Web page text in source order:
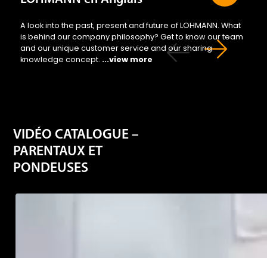
is behind our company philosophy? Get to know our team
and our unique customer service and our sharing
knowledge concept....view more
VIDÉO CATALOGUE –
PARENTAUX ET
PONDEUSES